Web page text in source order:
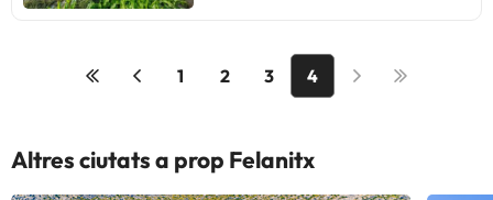
1 2 3 4
Altres ciutats a prop Felanitx